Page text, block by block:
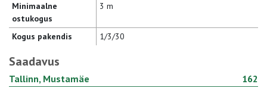
Minimaalne
ostukogus
3 m
Kogus pakendis 1/3/30
Saadavus
Tallinn, Mustamäe
162